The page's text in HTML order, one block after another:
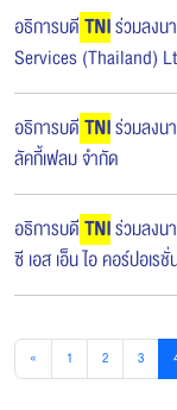
อธิการบดีTNIร่วมลงน
Services (Thailand)
อธิการบดีTNIร่วมลงน
ลัคกี้เฟลม จำกัด
อธิการบดีTNIร่วมลงน
ซี เอส เอ็น ไอ คอร์ปอเร
« 1 2 3